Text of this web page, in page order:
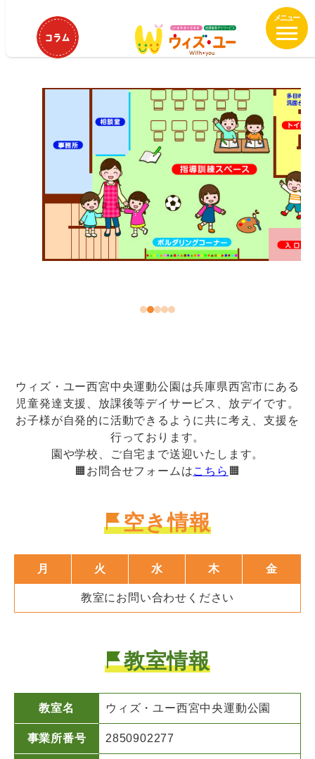
ウィズ・ユー西宮中央運動公園
ウィズ・ユー西宮中央運動公園
ウィズ・ユー西宮中央運動公園は兵庫県西宮市にある
児童発達支援、放課後等デイサービス、放デイです。
お子様が自発的に活動できるように共に考え、支援を
行っております。
園や学校、ご自宅まで送迎いたします。
🟧お問合せフォームはこちら 🟧
空き情報
月 火 水 木 金
教室にお問い合わせください
教室情報
教室名 ウィズ・ユー西宮中央運動公園
事業所番号 2850902277